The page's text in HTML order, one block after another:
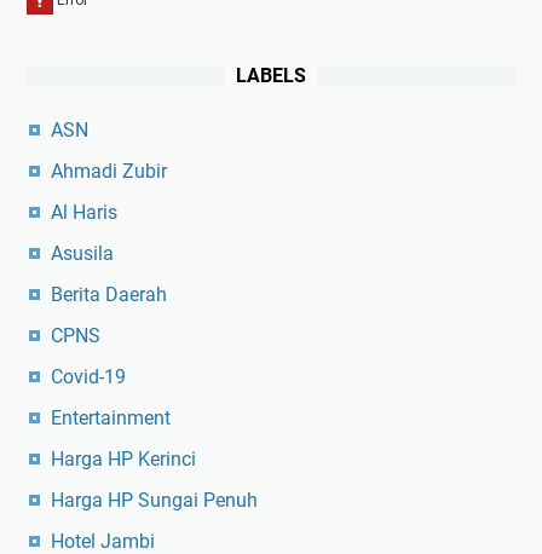
LABELS
ASN
Ahmadi Zubir
Al Haris
Asusila
Berita Daerah
CPNS
Covid-19
Entertainment
Harga HP Kerinci
Harga HP Sungai Penuh
Hotel Jambi